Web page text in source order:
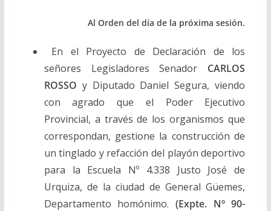
Al Orden del día de la próxima sesión.
En el Proyecto de Declaración de los
señores Legisladores Senador CARLOS
ROSSO y Diputado Daniel Segura, viendo
con agrado que el Poder Ejecutivo
Provincial, a través de los organismos que
correspondan, gestione la construcción de
un tinglado y refacción del playón deportivo
para la Escuela Nº 4.338 Justo José de
Urquiza, de la ciudad de General Güemes,
Departamento homónimo. (Expte. Nº 90-